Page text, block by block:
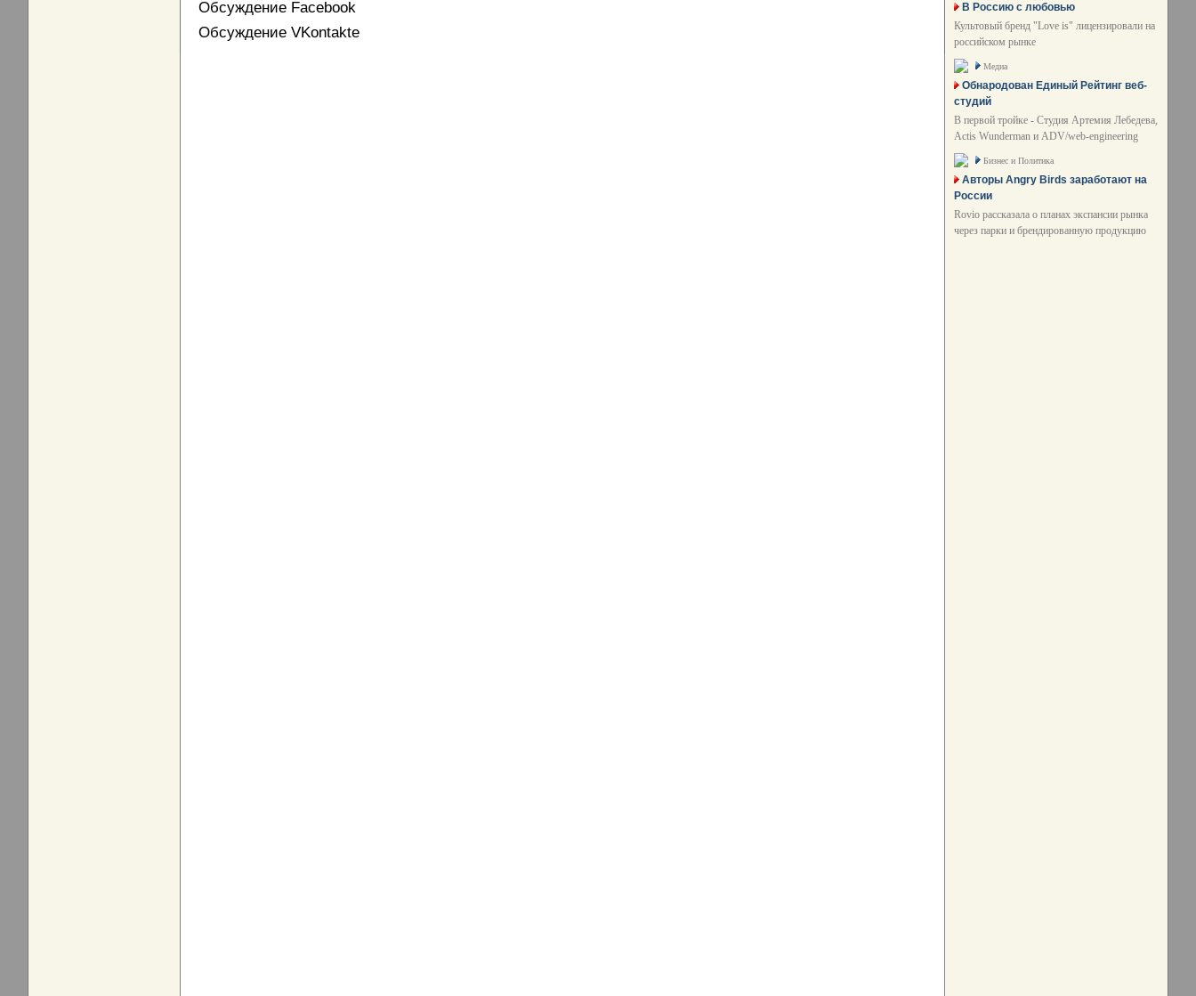
Обсуждение Facebook
Обсуждение VKontakte
В Россию с любовью
Культовый бренд "Love is" лицензировали на
российском рынке
Медиа
Обнародован Единый Рейтинг веб-
студий
В первой тройке - Студия Артемия Лебедева,
Actis Wunderman и ADV/web-engineering
Бизнес и Политика
Авторы Angry Birds заработают на
России
Rovio рассказала о планах экспансии рынка
через парки и брендированную продукцию